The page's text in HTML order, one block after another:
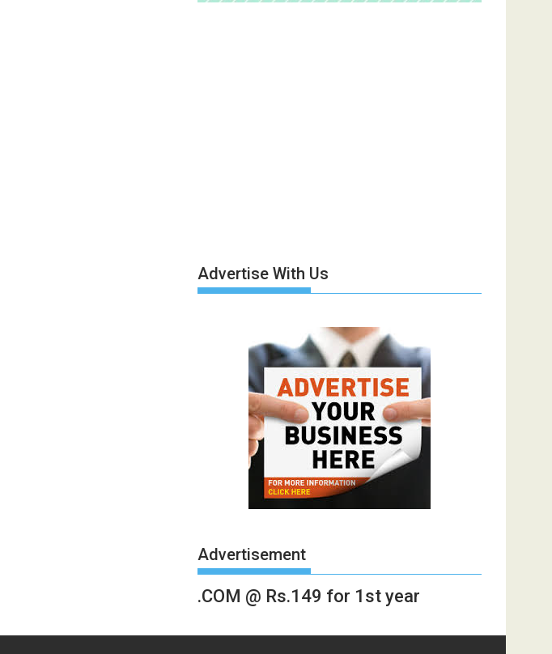
Advertise With Us
Advertisement
.COM @ Rs.149 for 1st year